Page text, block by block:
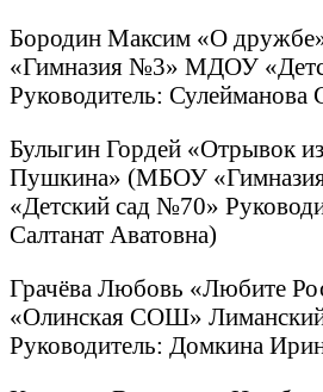
Бородин Максим «О
«Гимназия №3» МДОУ
Руководитель: Сулейманова
Булыгин Гордей «Отрывок
Пушкина» (МБОУ
«Детский сад №70»
Салтанат Аватовна)
Грачёва Любовь «Любите
«Олинская СОШ»
Руководитель: Домкина